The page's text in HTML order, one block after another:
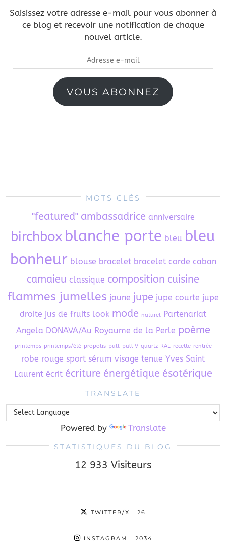
Saisissez votre adresse e-mail pour vous abonner à
ce blog et recevoir une notification de chaque
nouvel article.
e-
VOUS ABONNEZ
MOTS CLÉS
"featured" ambassadrice anniversaire
birchbox blanche porte bleu bleu
bonheur blouse bracelet bracelet corde caban
camaieu classique composition cuisine
flammes jumelles jaune jupe jupe courte jupe
droite jus de fruits look mode naturel Partenariat
Angela DONAVA/Au Royaume de la Perle poème
printemps printemps/été propolis pull pull V quartz RAL recette rentrée
robe rouge sport sérum visage tenue Yves Saint
Laurent écrit écriture énergétique ésotérique
TRANSLATE
Powered by Translate
STATISTIQUES DU BLOG
12 933 Visiteurs
TWITTER/X | 26
INSTAGRAM | 2034